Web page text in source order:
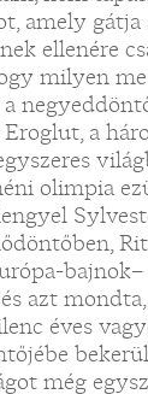
amely gátja
ellenére
milyen
a
olimpia
bajnok–
azt
éves
még